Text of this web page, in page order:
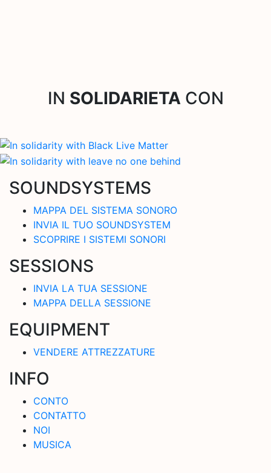
IN SOLIDARIETA CON
SOUNDSYSTEMS
MAPPA DEL SISTEMA SONORO
INVIA IL TUO SOUNDSYSTEM
SCOPRIRE I SISTEMI SONORI
SESSIONS
INVIA LA TUA SESSIONE
MAPPA DELLA SESSIONE
EQUIPMENT
VENDERE ATTREZZATURE
INFO
CONTO
CONTATTO
NOI
MUSICA